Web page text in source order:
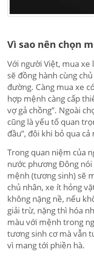
Vì sao nên chọn
Với người Việt, mua
sẽ đồng hành cùng
đường. Càng mua xe
hợp mệnh càng cấp
vợ gả chồng”. Ngoài
cũng là yếu tố quan
đầu”, đôi khi bỏ qua
Trong quan niệm của
nước phương Đông nói
mệnh (tương sinh) sẽ
chủ nhân, xe ít hỏng
không nặng nề, nếu
giải trừ, nặng thì hóa
màu với mệnh trong
tương sinh cơ mà vẫn
vì mang tới phiền hà.